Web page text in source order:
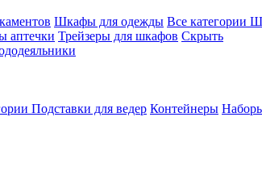
Шкафы для одежды Все категории
аптечки Трейзеры для шкафов Скрыть
Подставки для ведер Контейнеры